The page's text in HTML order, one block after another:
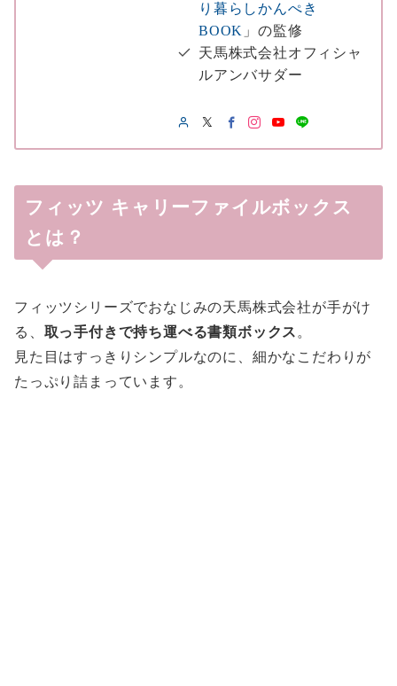
り暮らしかんぺき
BOOK 」の監修
天馬株式会社オフィシャ
ルアンバサダー
フィッツ キャリーファイルボックス
とは？
フィッツシリーズでおなじみの天馬株式会社が手がけ
る、 取っ手付きで持ち運べる書類ボックス 。
見た目はすっきりシンプルなのに、細かなこだわりが
たっぷり詰まっています。